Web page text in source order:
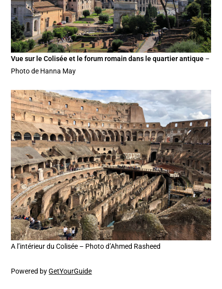
Vue sur le Colisée et le forum romain dans le quartier antique –
Photo de Hanna May
A l’intérieur du Colisée – Photo d’Ahmed Rasheed
Powered byGetYourGuide